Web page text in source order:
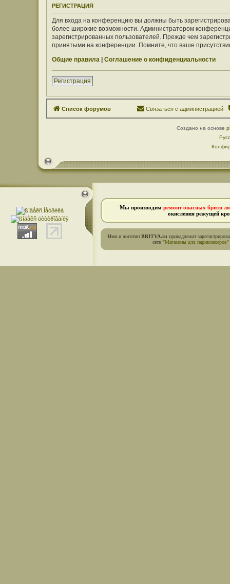
РЕГИСТРАЦИЯ
Для входа на конференцию вы должны быть
более широкие возможности. Администратором
зарегистрированных пользователей. Прежде чем
принятыми на конференции. Помните, что ваше
Общие правила | Соглашение о конфиденциальности
Регистрация
Список форумов Связаться с администрацией
Создано на основе
Мы производим ремонт опасных бритв
окисления режущей
Имя и логотип BRITVA.ru принадлежат
сети "Магазины для парикмахеров"